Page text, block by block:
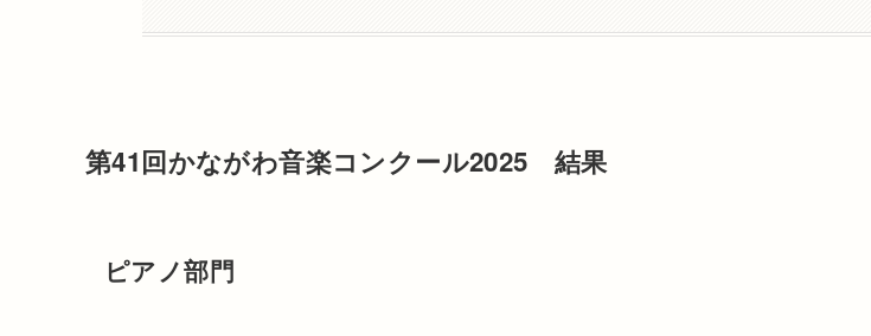
第41回かながわ音楽コンクール2025 結果
ピアノ部門